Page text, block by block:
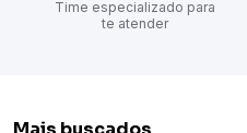
Time especializado para
te atender